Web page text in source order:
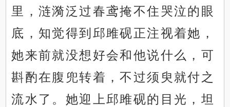
里，涟漪泛过春鸢掩不住哭泣的眼
底，知觉得到邱雎砚正注视着她，
她来前就没想好会和他说什么，可
斟酌在腹兜转着，不过须臾就付之
流水了。她迎上邱雎砚的目光，坦